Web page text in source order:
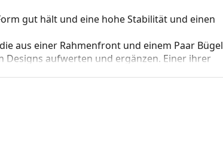
gut hält und eine hohe Stabilität und einen
aus einer Rahmenfront und einem Paar Bügel
Designs aufwerten und ergänzen. Einer ihrer
ist für alle Gläser geeignet, auch für
so für einen höheren Tragekomfort. Die
Optiker vorgenommen werden, um